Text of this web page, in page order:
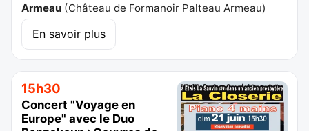
Armeau (Château de Formanoir Palteau Armeau)
En savoir plus
15h30
Concert "Voyage en
Europe" avec le Duo